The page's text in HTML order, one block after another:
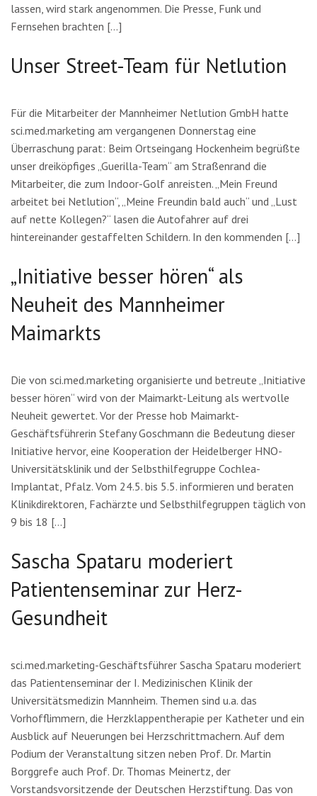
lassen, wird stark angenommen. Die Presse, Funk und
Fernsehen brachten […]
Unser Street-Team für Netlution
Für die Mitarbeiter der Mannheimer Netlution GmbH hatte
sci.med.marketing am vergangenen Donnerstag eine
Überraschung parat: Beim Ortseingang Hockenheim begrüßte
unser dreiköpfiges „Guerilla-Team“ am Straßenrand die
Mitarbeiter, die zum Indoor-Golf anreisten. „Mein Freund
arbeitet bei Netlution“, „Meine Freundin bald auch“ und „Lust
auf nette Kollegen?“ lasen die Autofahrer auf drei
hintereinander gestaffelten Schildern. In den kommenden […]
„Initiative besser hören“ als
Neuheit des Mannheimer
Maimarkts
Die von sci.med.marketing organisierte und betreute „Initiative
besser hören“ wird von der Maimarkt-Leitung als wertvolle
Neuheit gewertet. Vor der Presse hob Maimarkt-
Geschäftsführerin Stefany Goschmann die Bedeutung dieser
Initiative hervor, eine Kooperation der Heidelberger HNO-
Universitätsklinik und der Selbsthilfegruppe Cochlea-
Implantat, Pfalz. Vom 24.5. bis 5.5. informieren und beraten
Klinikdirektoren, Fachärzte und Selbsthilfegruppen täglich von
9 bis 18 […]
Sascha Spataru moderiert
Patientenseminar zur Herz-
Gesundheit
sci.med.marketing-Geschäftsführer Sascha Spataru moderiert
das Patientenseminar der I. Medizinischen Klinik der
Universitätsmedizin Mannheim. Themen sind u.a. das
Vorhofflimmern, die Herzklappentherapie per Katheter und ein
Ausblick auf Neuerungen bei Herzschrittmachern. Auf dem
Podium der Veranstaltung sitzen neben Prof. Dr. Martin
Borggrefe auch Prof. Dr. Thomas Meinertz, der
Vorstandsvorsitzende der Deutschen Herzstiftung. Das von